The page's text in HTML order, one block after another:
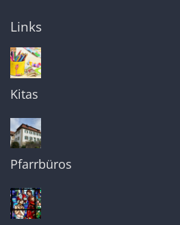
Links
Kitas
Pfarrbüros